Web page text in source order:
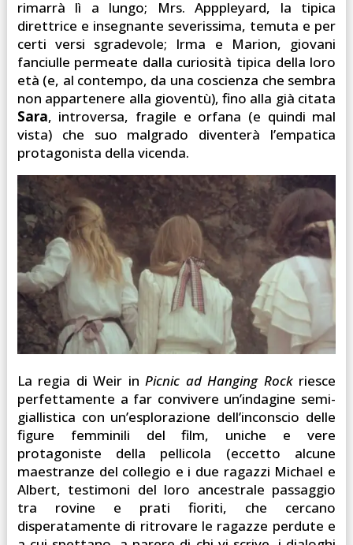
rimarrà lì a lungo; Mrs. Apppleyard, la tipica
direttrice e insegnante severissima, temuta e per
certi versi sgradevole; Irma e Marion, giovani
fanciulle permeate dalla curiosità tipica della loro
età (e, al contempo, da una coscienza che sembra
non appartenere alla gioventù), fino alla già citata
Sara, introversa, fragile e orfana (e quindi mal
vista) che suo malgrado diventerà l’empatica
protagonista della vicenda.
La regia di Weir inPicnic ad Hanging Rockriesce
perfettamente a far convivere un’indagine semi-
giallistica con un’esplorazione dell’inconscio delle
figure femminili del film, uniche e vere
protagoniste della pellicola (eccetto alcune
maestranze del collegio e i due ragazzi Michael e
Albert, testimoni del loro ancestrale passaggio
tra rovine e prati fioriti, che cercano
disperatamente di ritrovare le ragazze perdute e